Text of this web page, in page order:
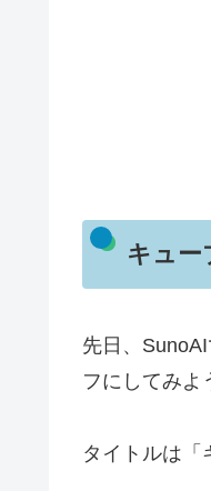
キュー
先日、
フにしてみよ
タイトルは「